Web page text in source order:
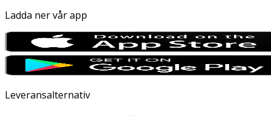
Ladda ner vår app
Leveransalternativ